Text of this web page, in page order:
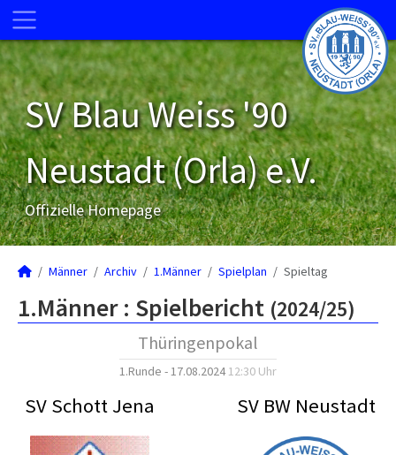
SV Blau Weiss '90
Neustadt (Orla) e.V.
Offizielle Homepage
Männer Archiv 1.Männer Spielplan Spieltag
1.Männer : Spielbericht (2024/25)
Thüringenpokal
1.Runde - 17.08.202412:30 Uhr
SV Schott Jena SV BW Neustadt